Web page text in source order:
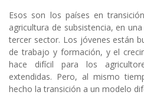
Esos son los países en
agricultura de subsistencia, en
tercer sector. Los jóvenes están
de trabajo y formación, y el
hace difícil para los
extendidas. Pero, al mismo
hecho la transición a un modelo